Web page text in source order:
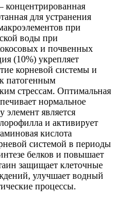
для устранения
при
воды при
и почвенных
(10%) укрепляет
корневой системы и
патогенным
стрессам. Оптимальная
нормальное
элемент является
и активирует
кислота
системой в периоды
белков и повышает
защищает клеточные
улучшает водный
процессы.